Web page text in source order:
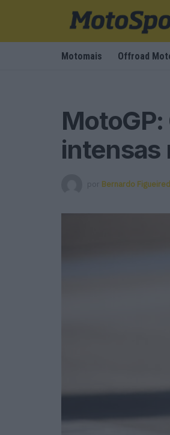
Motomais Offroad
intensas
por Bernardo